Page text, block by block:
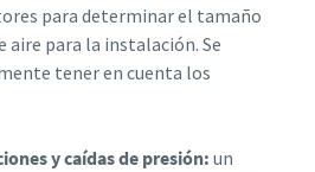
para determinar el tamaño
para la instalación. Se
tener en cuenta los
y caídas de presión: un